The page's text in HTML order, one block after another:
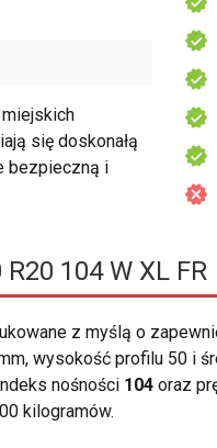
się doskonałą
bezpieczną i
104 W XL FR
z myślą o
wysokość profilu 50 i
nośności 104 oraz
kilogramów.